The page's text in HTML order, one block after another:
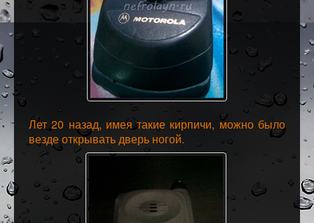
Лет 20 назад, имея такие кирпичи, можно было
везде открывать дверь ногой.